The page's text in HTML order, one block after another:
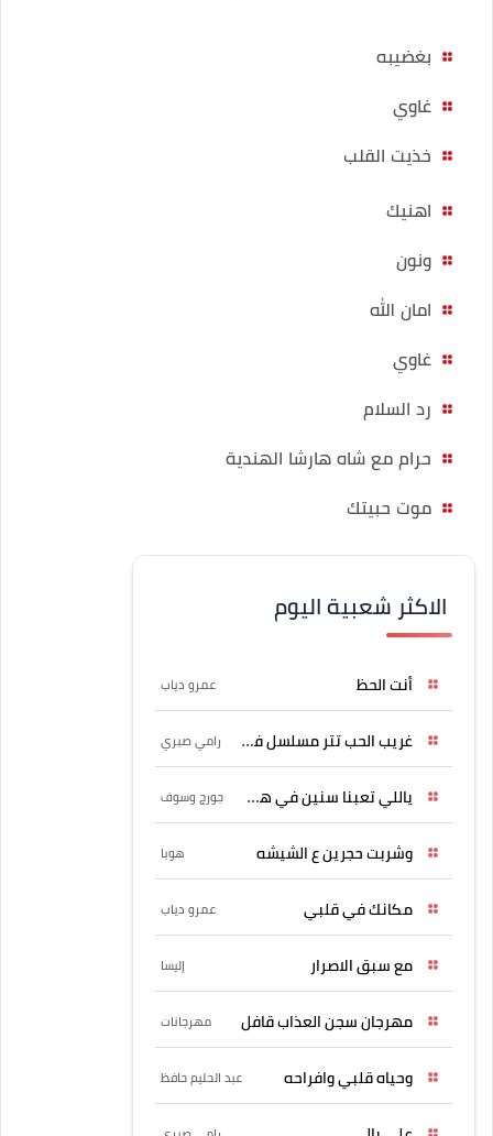
بغضيبه
غاوي
خذيت القلب
اهنيك
ونون
امان الله
غاوي
رد السلام
حرام مع شاه هارشا الهندية
موت حبيتك
الاكثر شعبية اليوم
أنت الحظ عمرو دياب
غريب الحب تتر مسلسل فرصة رامي صبري
ياللي تعبنا سنين في هواه جورج وسوف
وشربت حجرين ع الشيشه هوبا
مكانك في قلبي عمرو دياب
مع سبق الاصرار إليسا
مهرجان سجن العذاب قافل مهرجانات
وحياه قلبي وافراحه عبد الحليم حافظ